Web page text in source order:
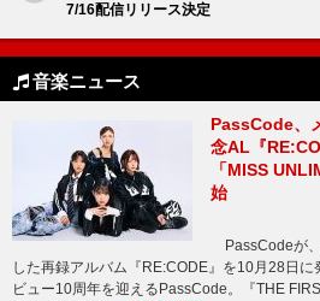
7/16配信リリース決定
音楽ニュース
PassCode、
念AL『
「MISS
始
PassCodeが
した再録アルバム『RE:CODE』を10月28日
ビュー10周年を迎えるPassCode。『THE